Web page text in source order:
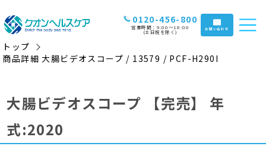
0120-456-800
営業時間：9:00〜18:00
(土日祝を除く) お問い合わせ
トップ
商品詳細 大腸ビデオスコープ / 13579 / PCF-H290I
大腸ビデオスコープ 【完売】
年
式:2020